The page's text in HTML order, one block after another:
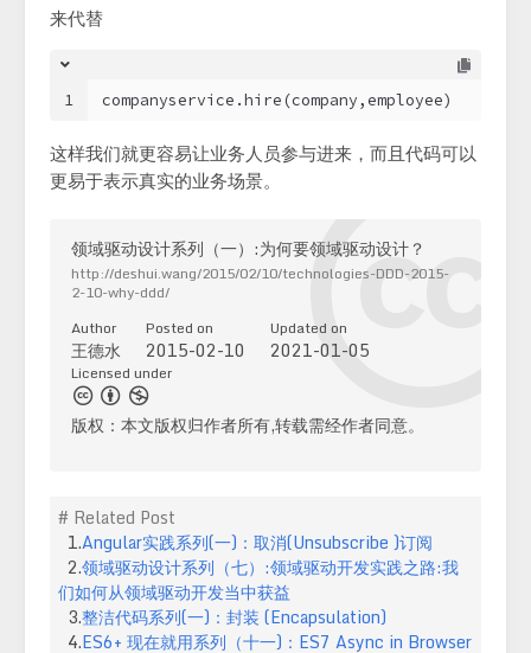
来代替
1 companyservice.hire(company,employee)
这样我们就更容易让业务人员参与进来，而且代码可以
更易于表示真实的业务场景。
领域驱动设计系列（一）:为何要领域驱动设计？
http://deshui.wang/2015/02/10/technologies-DDD-2015-
2-10-why-ddd/
Author
王德水
Posted on
2015-02-10
Updated on
2021-01-05
Licensed under
版权：本文版权归作者所有,转载需经作者同意。
# Related Post
1.Angular实践系列(一)：取消(Unsubscribe )订阅
2.领域驱动设计系列（七）:领域驱动开发实践之路:我
们如何从领域驱动开发当中获益
3.整洁代码系列(一)：封装 (Encapsulation)
4.ES6+ 现在就用系列（十一)：ES7 Async in Browser